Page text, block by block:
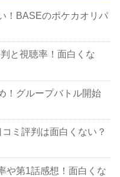
！BASEのポケカオリパ
と視聴率！面白くな
！グループバトル開始
ミ評判は面白くない？
や第1話感想！面白くな